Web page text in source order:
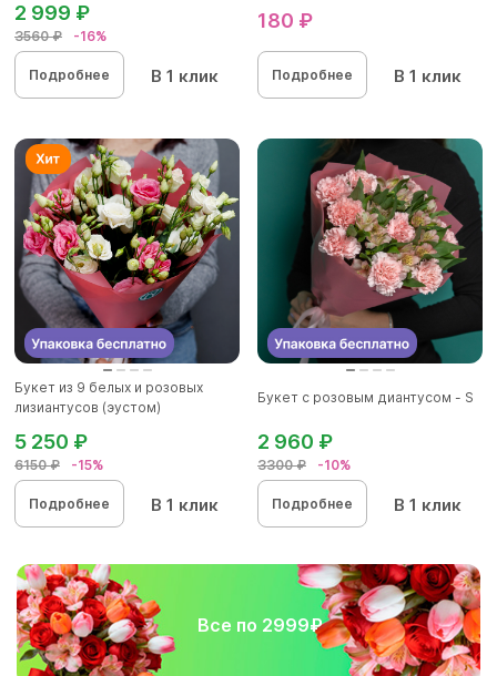
3560 ₽ -16%
2 999 ₽
Подробнее В 1 клик
180 ₽
Подробнее В 1 клик
Букет из 9 белых и розовых
лизиантусов (эустом)
6150 ₽ -15%
5 250 ₽
Подробнее В 1 клик
Букет с розовым диантусом - S
3300 ₽ -10%
2 960 ₽
Подробнее В 1 клик
Все по 2999₽